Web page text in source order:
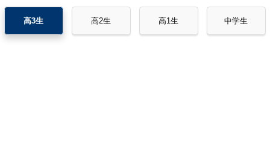
高3生 高2生 高1生 中学生